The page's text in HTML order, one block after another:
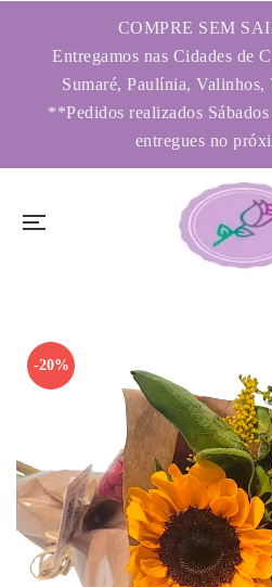
COMPRE SEM
Entregamos nas Cidades de
Sumaré, Paulínia,
**Pedidos realizados Sábados
entregues no
-20%